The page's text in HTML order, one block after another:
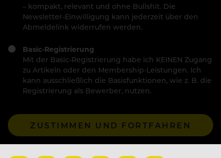
– kompakt, relevant und ohne Bullshit. Die
Newsletter-Einwilligung kann jederzeit über den
Abmeldelink widerrufen werden.
Basic-Registrierung
Mit der Basic-Registrierung habe ich KEINEN Zugang
zu Artikeln oder den Membership-Leistungen. Ich
kann ausschließlich die Basisfunktionen, wie z. B. die
Registrierung als Bewerber, nutzen.
ZUSTIMMEN UND FORTFAHREN